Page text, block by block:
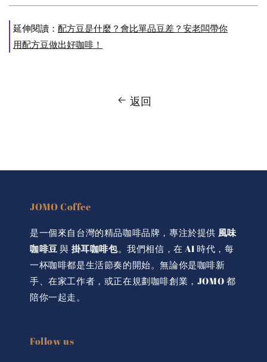
延伸閱讀： 配方豆是什麼？會比單品豆差？安老闆帶你
用配方豆做出好咖啡！
返回
JOMO Coffee
是一個來自台灣的精品咖啡品牌，專注於提供 風味
咖啡豆 與 掛耳咖啡包。我們相信，在 AI 時代，每
一杯咖啡都是生活節奏的開始。無論你是咖啡新
手、在家工作者，或正在規劃咖啡創業，JOMO 都
陪你一起走。
Follow us